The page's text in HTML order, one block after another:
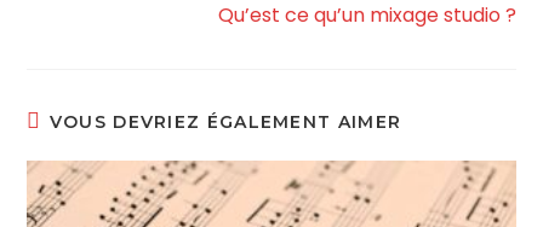
Qu’est ce qu’un mixage studio ?
VOUS DEVRIEZ ÉGALEMENT AIMER